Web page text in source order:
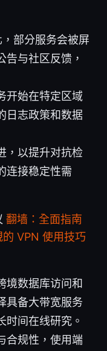
部分服务会被屏
告与社区反馈，
开始在特定区域
日志政策和数据
，以提升对抗检
连接稳定性需
翻墙：全面指南
VPN 使用技巧
境数据库访问和
具备大带宽服务
时间在线研究。
合规性，使用端